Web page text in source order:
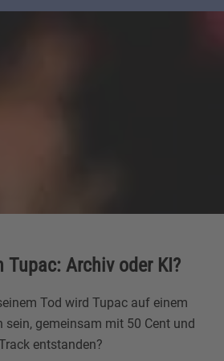
Tupac: Archiv oder KI?
Tod wird Tupac auf einem
sein, gemeinsam mit 50 Cent und
entstanden?